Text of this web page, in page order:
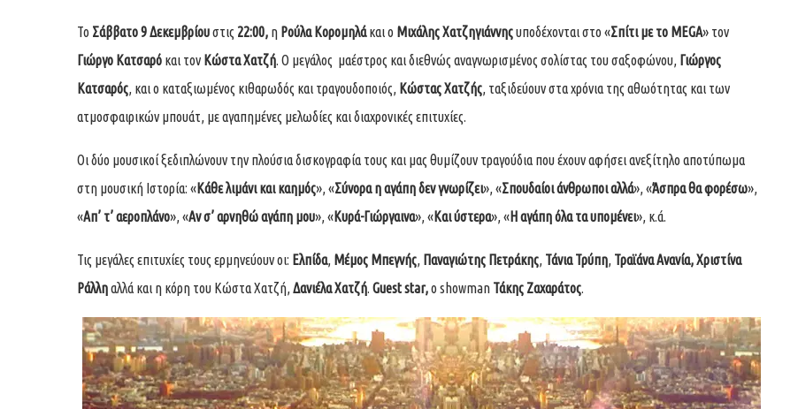
Το Σάββατο 9 Δεκεμβρίουστις 22:00, η Ρούλα Κορομηλάκαι ο Μιχάλης Χατζηγιάννηςυποδέχονται στο «Σπίτι με το MEGA» τον
Γιώργο Κατσαρό και τον Κώστα Χατζή. Ο μεγάλος μαέστρος και διεθνώς αναγνωρισμένος σολίστας του σαξοφώνου, Γιώργος
Κατσαρός, και ο καταξιωμένος κιθαρωδός και τραγουδοποιός, Κώστας Χατζής, ταξιδεύουν στα χρόνια της αθωότητας και των
ατμοσφαιρικών μπουάτ, με αγαπημένες μελωδίες και διαχρονικές επιτυχίες.
Οι δύο μουσικοί ξεδιπλώνουν την πλούσια δισκογραφία τους και μας θυμίζουν τραγούδια που έχουν αφήσει ανεξίτηλο αποτύπωμα
στη μουσική Ιστορία: «Κάθε λιμάνι και καημός», «Σύνορα η αγάπη δεν γνωρίζει», «Σπουδαίοι άνθρωποι αλλά», «Άσπρα θα φορέσω»,
«Απ’ τ’ αεροπλάνο», «Αν σ’ αρνηθώ αγάπη μου», «Κυρά-Γιώργαινα», «Και ύστερα», «Η αγάπη όλα τα υπομένει», κ.ά.
Τις μεγάλες επιτυχίες τους ερμηνεύουν οι: Ελπίδα, Μέμος Μπεγνής, Παναγιώτης Πετράκης, Τάνια Τρύπη, Τραϊάνα Ανανία, Χριστίνα
Ράλληαλλά και η κόρη του Κώστα Χατζή,Δανιέλα Χατζή. Guest star,ο showman Τάκης Ζαχαράτος.